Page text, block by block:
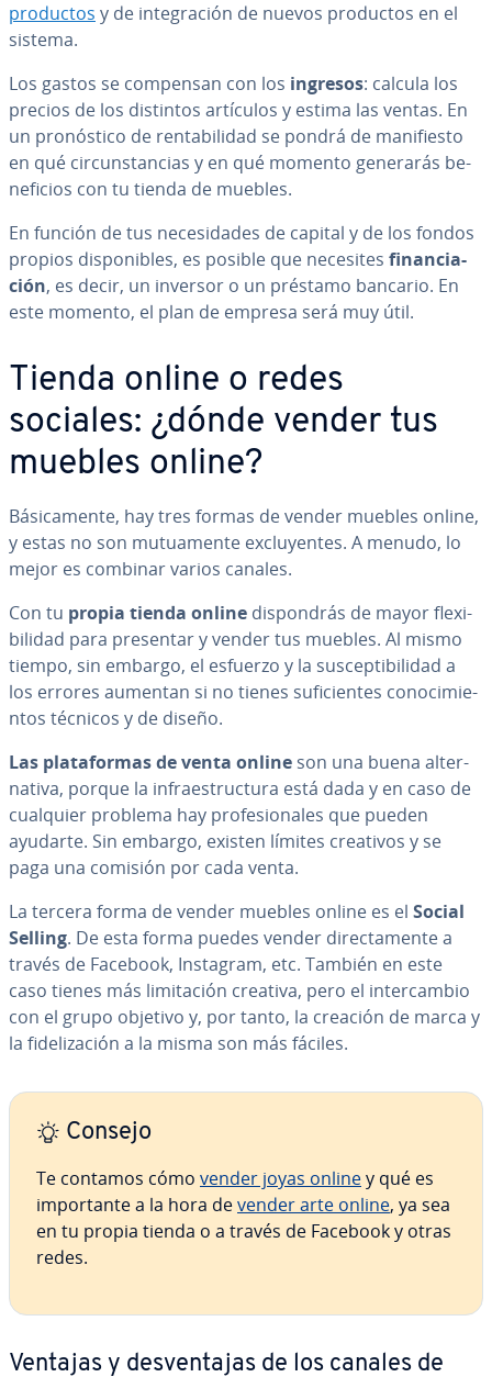
productos y de in­te­gra­ción de nuevos productos en el
sistema.
Los gastos se compensan con los ingresos: calcula los
precios de los distintos artículos y estima las ventas. En
un pro­nó­s­ti­co de re­n­ta­bi­li­dad se pondrá de ma­ni­fie­s­to
en qué ci­r­cu­n­s­ta­n­cias y en qué momento generarás be­
ne­fi­cios con tu tienda de muebles.
En función de tus ne­ce­si­da­des de capital y de los fondos
propios di­s­po­ni­bles, es posible que necesites fi­na­n­cia­
ción, es decir, un inversor o un préstamo bancario. En
este momento, el plan de empresa será muy útil.
Tienda online o redes
sociales: ¿dónde vender tus
muebles online?
Bá­si­ca­me­n­te, hay tres formas de vender muebles online,
y estas no son mu­tua­me­n­te ex­clu­ye­n­tes. A menudo, lo
mejor es combinar varios canales.
Con tu propia tienda online di­s­po­n­drás de mayor fle­xi­
bi­li­dad para presentar y vender tus muebles. Al mismo
tiempo, sin embargo, el esfuerzo y la su­s­ce­p­ti­bi­li­dad a
los errores aumentan si no tienes su­fi­cie­n­tes co­no­ci­mie­
n­tos técnicos y de diseño.
Las pla­ta­fo­r­mas de venta online son una buena al­te­r­
na­ti­va, porque la in­frae­s­tru­c­tu­ra está dada y en caso de
cualquier problema hay pro­fe­sio­na­les que pueden
ayudarte. Sin embargo, existen límites creativos y se
paga una comisión por cada venta.
La tercera forma de vender muebles online es el Social
Selling. De esta forma puedes vender di­re­c­ta­me­n­te a
través de Facebook, Instagram, etc. También en este
caso tienes más li­mi­ta­ción creativa, pero el in­te­r­ca­m­bio
con el grupo objetivo y, por tanto, la creación de marca y
la fi­de­li­za­ción a la misma son más fáciles.
Consejo
Te contamos cómo vender joyas onliney qué es
im­po­r­ta­n­te a la hora devender arte online, ya sea
en tu propia tienda o a través de Facebook y otras
redes.
Ventajas y de­s­ve­n­ta­jas de los canales de